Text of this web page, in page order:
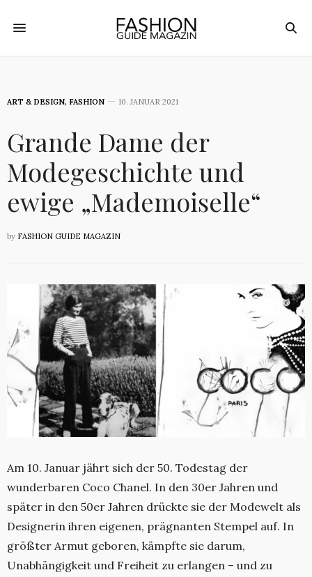
ART & DESIGN, FASHION 10. JANUAR 2021
Grande Dame der
Modegeschichte und
ewige „Mademoiselle“
by FASHION GUIDE MAGAZIN
Am 10. Januar jährt sich der 50. Todestag der
wunderbaren Coco Chanel. In den 30er Jahren und
später in den 50er Jahren drückte sie der Modewelt als
Designerin ihren eigenen, prägnanten Stempel auf. In
größter Armut geboren, kämpfte sie darum,
Unabhängigkeit und Freiheit zu erlangen – und zu